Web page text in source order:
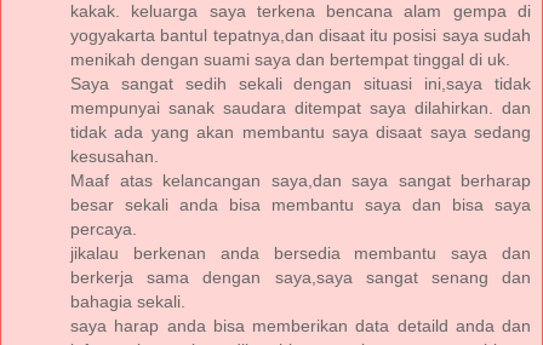
kakak. keluarga saya terkena bencana alam gempa di
yogyakarta bantul tepatnya,dan disaat itu posisi saya sudah
menikah dengan suami saya dan bertempat tinggal di uk.
Saya sangat sedih sekali dengan situasi ini,saya tidak
mempunyai sanak saudara ditempat saya dilahirkan. dan
tidak ada yang akan membantu saya disaat saya sedang
kesusahan.
Maaf atas kelancangan saya,dan saya sangat berharap
besar sekali anda bisa membantu saya dan bisa saya
percaya.
jikalau berkenan anda bersedia membantu saya dan
berkerja sama dengan saya,saya sangat senang dan
bahagia sekali.
saya harap anda bisa memberikan data detaild anda dan